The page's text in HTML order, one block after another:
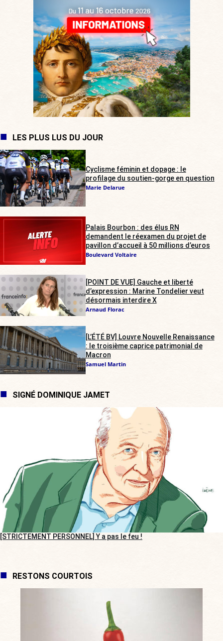
LES PLUS LUS DU JOUR
Cyclisme féminin et dopage : le
profilage du soutien-gorge en question
Marie Delarue
Palais Bourbon : des élus RN
demandent le réexamen du projet de
pavillon d’accueil à 50 millions d’euros
Boulevard Voltaire
[POINT DE VUE] Gauche et liberté
d’expression : Marine Tondelier veut
désormais interdire X
Arnaud Florac
[L’ÉTÉ BV] Louvre Nouvelle Renaissance
: le troisième caprice patrimonial de
Macron
Samuel Martin
SIGNÉ DOMINIQUE JAMET
[STRICTEMENT PERSONNEL] Y a pas le feu !
RESTONS COURTOIS